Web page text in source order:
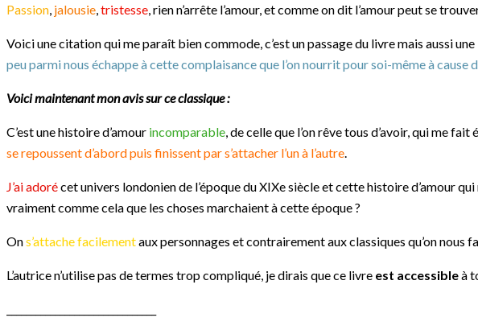
Passion jalousie tristesse , rien n’arrête l’amour, et comme on dit l’amour peut se
Voici une citation qui me paraît bien commode, c’est un passage du livre mais aussi
peu parmi nous échappe à cette complaisance que l’on nourrit pour soi-même à cause
Voici maintenant mon avis sur ce classique :
C’est une histoire d’amour incomparable , de celle que l’on rêve tous d’avoir, qui me
se repoussent d’abord puis finissent par s’attacher l’un à l’autre
J’ai adorécet univers londonien de l’époque du XIXe siècle et cette histoire d’amour qui
vraiment comme cela que les choses marchaient à cette époque ?
Ons’attache facilementaux personnages et contrairement aux classiques qu’on nous
L’autrice n’utilise pas de termes trop compliqué, je dirais que ce livre est accessibleà